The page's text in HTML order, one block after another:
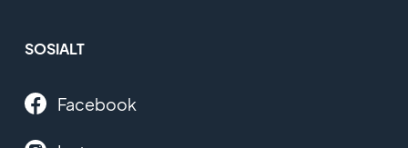
SOSIALT
Facebook